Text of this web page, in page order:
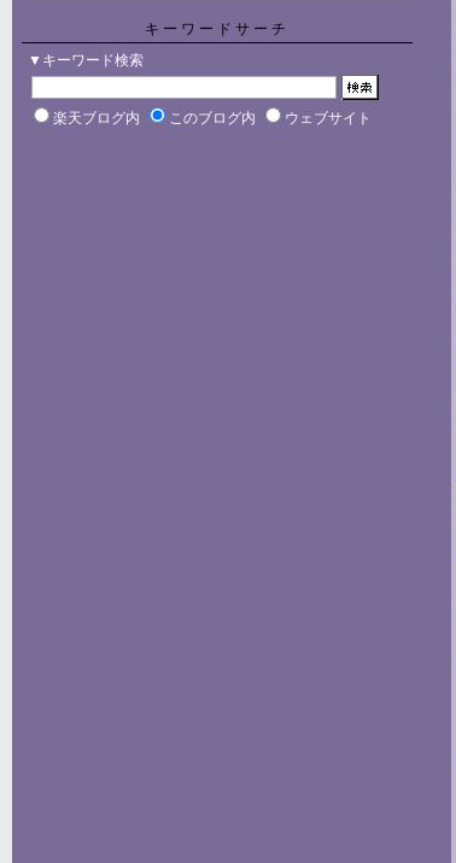
キーワードサーチ
▼キーワード検索
楽天ブログ内 このブログ内 ウェブサイト